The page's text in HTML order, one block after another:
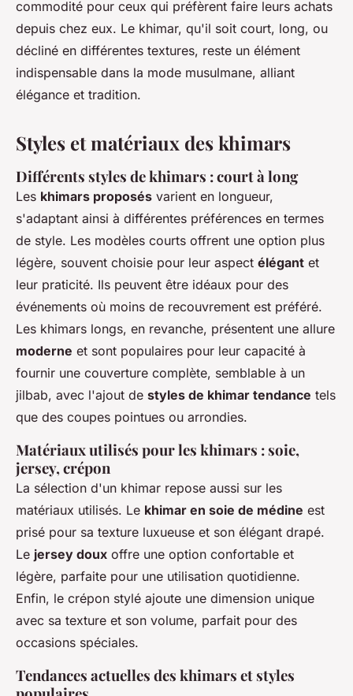
commodité pour ceux qui préfèrent faire leurs achats
depuis chez eux. Le khimar, qu'il soit court, long, ou
décliné en différentes textures, reste un élément
indispensable dans la mode musulmane, alliant
élégance et tradition.
Styles et matériaux des khimars
Différents styles de khimars : court à long
Les khimars proposés varient en longueur,
s'adaptant ainsi à différentes préférences en termes
de style. Les modèles courts offrent une option plus
légère, souvent choisie pour leur aspect élégant et
leur praticité. Ils peuvent être idéaux pour des
événements où moins de recouvrement est préféré.
Les khimars longs, en revanche, présentent une allure
moderne et sont populaires pour leur capacité à
fournir une couverture complète, semblable à un
jilbab, avec l'ajout de styles de khimar tendance tels
que des coupes pointues ou arrondies.
Matériaux utilisés pour les khimars : soie,
jersey, crépon
La sélection d'un khimar repose aussi sur les
matériaux utilisés. Le khimar en soie de médine est
prisé pour sa texture luxueuse et son élégant drapé.
Le jersey doux offre une option confortable et
légère, parfaite pour une utilisation quotidienne.
Enfin, le crépon stylé ajoute une dimension unique
avec sa texture et son volume, parfait pour des
occasions spéciales.
Tendances actuelles des khimars et styles